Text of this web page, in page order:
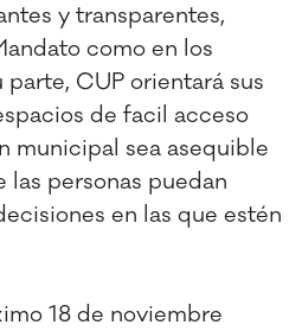
y transparentes,
como en los
parte, CUP orientará sus
de facil acceso
municipal sea asequible
personas puedan
en las que estén
18 de noviembre